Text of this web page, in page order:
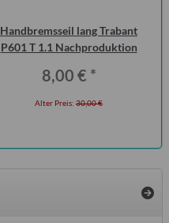
Handbremsseil lang Trabant
P601 T 1.1 Nachproduktion
8,00 € *
Alter Preis: 30,00 €